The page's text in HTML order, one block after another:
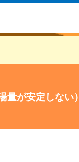
が安定しない）